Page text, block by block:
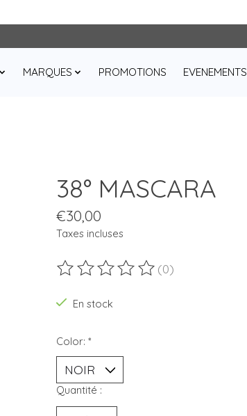
MARQUES PROMOTIONS EVENEMENTS
38° MASCARA
€30,00
Taxes incluses
Ce produit est évalué à
(0)
En stock
Color: *
Quantité :